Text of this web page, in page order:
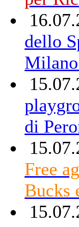
dello
di
Free
Bucks